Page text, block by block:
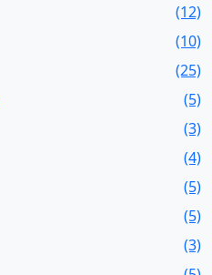
(12)
(10)
(25)
(5)
(3)
(4)
(5)
(5)
(3)